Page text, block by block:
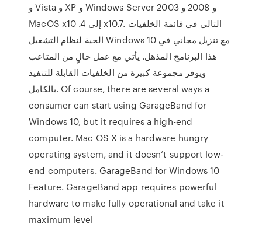
و Vista و XP و Windows Server 2003 و 2008 و
MacOS x10 .4 إلى x10.7. التالي في قائمة الخلفيات
الحية لنظام التشغيل Windows 10 مع تنزيل مجاني في
هذا البرنامج المذهل. يأتي مع عمل خالٍ من المتاعب
ويوفر مجموعة كبيرة من الخلفيات القابلة للتنفيذ
بالكامل. Of course, there are several ways a
consumer can start using GarageBand for
Windows 10, but it requires a high-end
computer. Mac OS X is a hardware hungry
operating system, and it doesn’t support low-
end computers. GarageBand for Windows 10
Feature. GarageBand app requires powerful
hardware to make fully operational and take it
maximum level